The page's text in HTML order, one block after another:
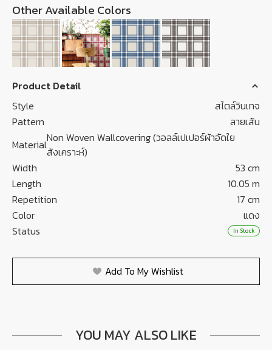
Other Available Colors
Product Detail
Style
สไตล์วินเทจ
Pattern
ลายเส้น
MaterialNon Woven Wallcovering (วอลล์เปเปอร์ผ้าอัดใย
สังเคราะห์)
Width
53 cm
Length
10.05 m
Repetition
17 cm
Color
แดง
Status
In Stock
Add To My Wishlist
YOU MAY ALSO LIKE